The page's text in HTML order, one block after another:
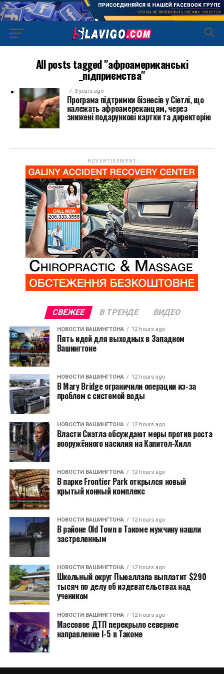
All posts tagged "афроамериканські
_підприємства"
3 years ago
Програма підтримки бізнесів у Сіетлі, що
належать афроамереканцям, через
знижені подарункові картки та директорію
ADVERTISEMENT
СВЕЖЕЕ В ТРЕНДЕ ВИДЕО
НОВОСТИ ВАШИНГТОНА 12 hours ago
Пять идей для выходных в Западном
Вашингтоне
НОВОСТИ ВАШИНГТОНА 12 hours ago
В Mary Bridge ограничили операции из-за
проблем с системой воды
НОВОСТИ ВАШИНГТОНА 12 hours ago
Власти Сиэтла обсуждают меры против роста
вооружённого насилия на Капитол-Хилл
НОВОСТИ ВАШИНГТОНА 12 hours ago
В парке Frontier Park открылся новый
крытый конный комплекс
НОВОСТИ ВАШИНГТОНА 12 hours ago
В районе Old Town в Такоме мужчину нашли
застреленным
НОВОСТИ ВАШИНГТОНА 12 hours ago
Школьный округ Пьюаллапа выплатит $290
тысяч по делу об издевательствах над
учеником
НОВОСТИ ВАШИНГТОНА 12 hours ago
Массовое ДТП перекрыло северное
направление I-5 в Такоме